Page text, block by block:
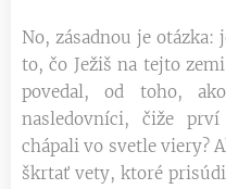
No, zásadnou je otázka:
to, čo Ježiš na tejto
povedal, od toho,
nasledovníci, čiže
chápali vo svetle viery?
škrtať vety, ktoré